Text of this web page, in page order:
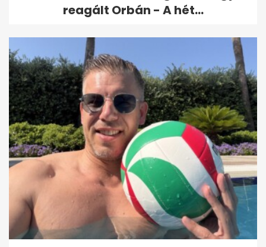
reagált Orbán - A hét...